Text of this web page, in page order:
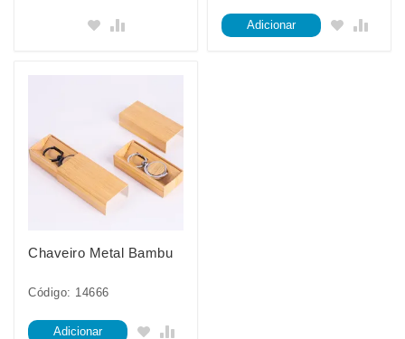
Adicionar
Chaveiro Metal Bambu
Código: 14666
Adicionar